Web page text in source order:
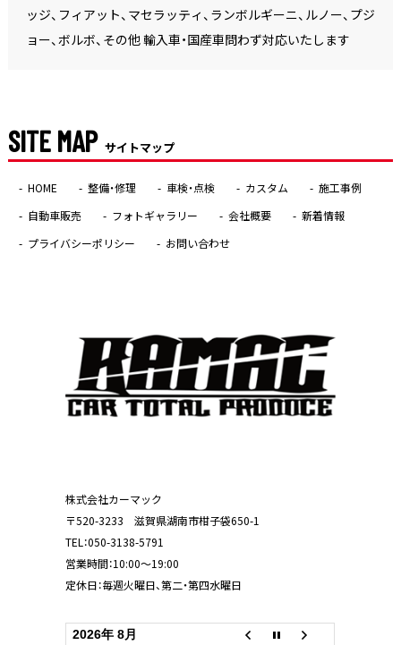
ッジ、フィアット、マセラッティ、ランボルギーニ、ルノー、プジ
ョー、ボルボ、その他 輸入車・国産車問わず対応いたします
SITE MAP サイトマップ
HOME 整備・修理 車検・点検 カスタム
施工事例
自動車販売
フォトギャラリー 会社概要
新着情報
プライバシーポリシー
お問い合わせ
株式会社カーマック
〒520-3233 滋賀県湖南市柑子袋650-1
TEL：050-3138-5791
営業時間：10:00～19:00
定休日：毎週火曜日、第二・第四水曜日
2026年 8月